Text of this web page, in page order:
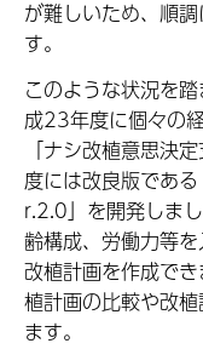
が難しいため、順
す。
このような状況を
成23年度に個々の
「ナシ改植意思決
度には改良版であ
r.2.0」を開発しま
齢構成、労働力等
改植計画を作成で
植計画の比較や改
ます。